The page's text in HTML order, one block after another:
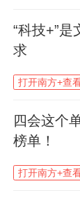
海”的舞
五”以来
系建设，
成效，公
众的精神
须进一步
“科技+”
求
打开南方+查
四会这个
榜单！
打开南方+查